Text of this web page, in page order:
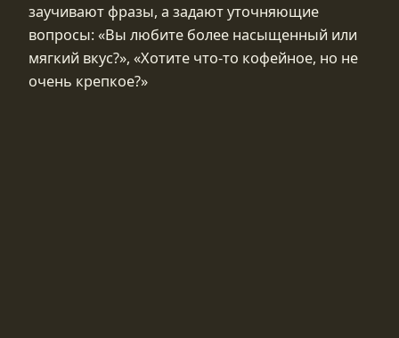
заучивают фразы, а задают уточняющие
вопросы: «Вы любите более насыщенный или
мягкий вкус?», «Хотите что‑то кофейное, но не
очень крепкое?»